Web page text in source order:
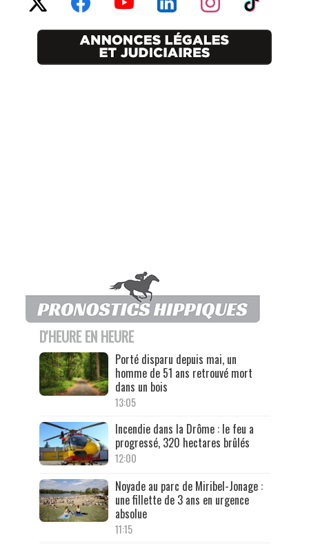
D'HEURE EN HEURE
Porté disparu depuis mai, un
homme de 51 ans retrouvé mort
dans un bois
13:05
Incendie dans la Drôme : le feu a
progressé, 320 hectares brûlés
12:00
Noyade au parc de Miribel-Jonage :
une fillette de 3 ans en urgence
absolue
11:15